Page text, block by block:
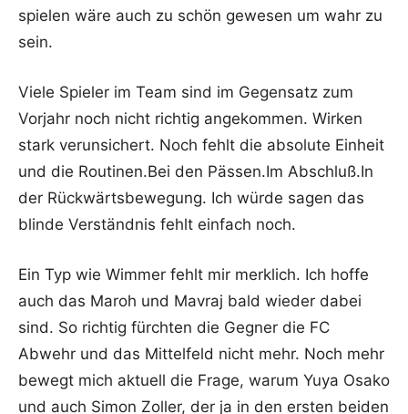
spielen wäre auch zu schön gewesen um wahr zu
sein.
Viele Spieler im Team sind im Gegensatz zum
Vorjahr noch nicht richtig angekommen. Wirken
stark verunsichert. Noch fehlt die absolute Einheit
und die Routinen.Bei den Pässen.Im Abschluß.In
der Rückwärtsbewegung. Ich würde sagen das
blinde Verständnis fehlt einfach noch.
Ein Typ wie Wimmer fehlt mir merklich. Ich hoffe
auch das Maroh und Mavraj bald wieder dabei
sind. So richtig fürchten die Gegner die FC
Abwehr und das Mittelfeld nicht mehr. Noch mehr
bewegt mich aktuell die Frage, warum Yuya Osako
und auch Simon Zoller, der ja in den ersten beiden